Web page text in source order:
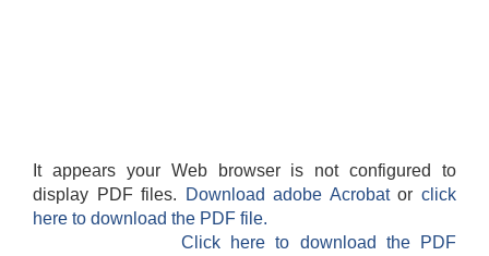
It appears your Web browser is not configured to
display PDF files.
Download adobe Acrobatorclick
here to download the PDF file.
Click here to download the PDF